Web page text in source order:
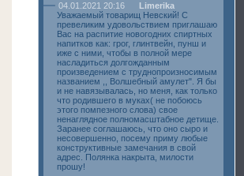
04.01.2021 20:16
Limerika
Уважаемый товарищ Невский! С
превеликим удовольствием приглашаю
Вас на распитие новогодних спиртных
напитков как: грог, глинтвейн, пунш и
иже с ними, чтобы в полной мере
насладиться долгожданным
произведением с труднопроизносимым
названием ,, Волшебный амулет". Я бы
и не навязывалась, но меня, как только
что родившего в муках( не побоюсь
этого помпезного слова) свое
ненаглядное полномасштабное детище.
Заранее соглашаюсь, что оно сыро и
несовершенно, посему приму любые
конструктивные замечания в свой
адрес. Полянка накрыта, милости
прошу!